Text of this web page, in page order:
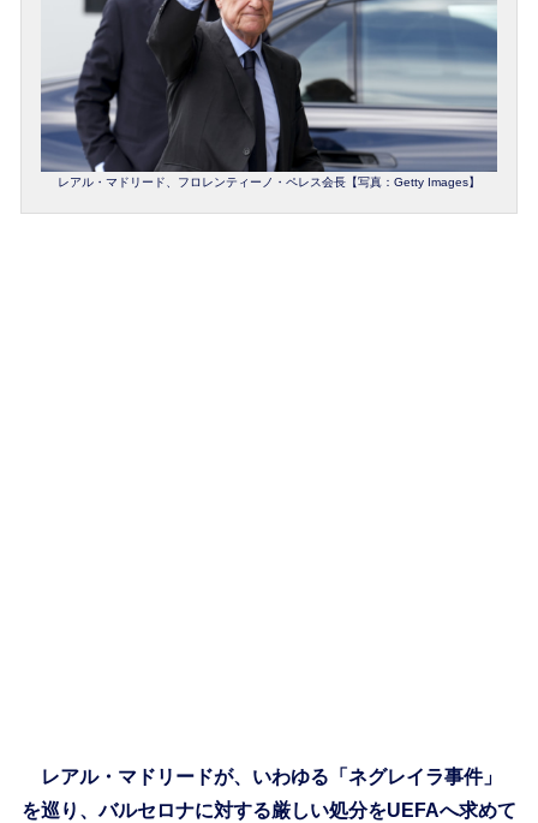
レアル・マドリード、フロレンティーノ・ペレス会長【写真：Getty Images】
レアル・マドリードが、いわゆる「ネグレイラ事件」
を巡り、バルセロナに対する厳しい処分をUEFAへ求めて